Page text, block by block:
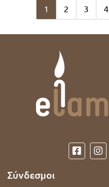
1 2 3 4
Σύνδεσμοι